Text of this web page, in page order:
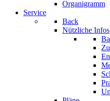
Organigramm
Service
Back
Nützliche Infos